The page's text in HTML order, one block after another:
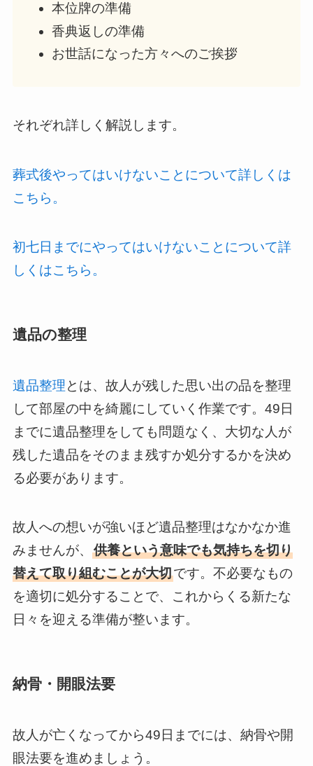
本位牌の準備
香典返しの準備
お世話になった方々へのご挨拶
それぞれ詳しく解説します。
葬式後やってはいけないことについて詳しくは
こちら。
初七日までにやってはいけないことについて詳
しくはこちら。
遺品の整理
遺品整理とは、故人が残した思い出の品を整理
して部屋の中を綺麗にしていく作業です。49日
までに遺品整理をしても問題なく、大切な人が
残した遺品をそのまま残すか処分するかを決め
る必要があります。
故人への想いが強いほど遺品整理はなかなか進
みませんが、 供養という意味でも気持ちを切り
替えて取り組むことが大切です。不必要なもの
を適切に処分することで、これからくる新たな
日々を迎える準備が整います。
納骨・開眼法要
故人が亡くなってから49日までには、納骨や開
眼法要を進めましょう。